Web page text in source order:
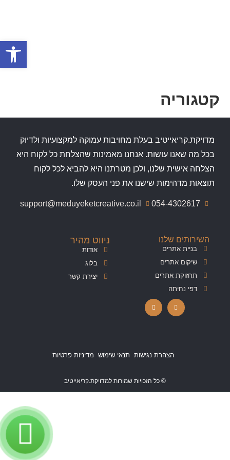
קטגוריה
מדויקת.קריאייטיב בעלת מחויבות עמוקה למקצועיות ולדיוק
בכל מה שאנו עושות. אנחנו מאמינות שהצלחת כל לקוח היא
הצלחה אישית שלנו, ולכן מטרתנו היא להביא לכל לקוח
תוצאות מדהימות שישנו את פני העסק שלו.
054-4302617
support@meduyeketcreative.co.il
השירותים שלנו
בניית אתרים
שיקום אתרים
תחזוקת אתרים
דפי נחיתה
ניווט מהיר
אודות
בלוג
יצירת קשר
הצהרת נגישות תנאי שימוש מדיניות פרטיות
© כל הזכויות שמורות למדויקת.קריאייטיב